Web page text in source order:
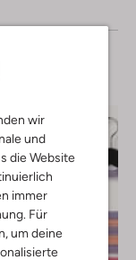
wir
und
die Website
immer
Für
um deine